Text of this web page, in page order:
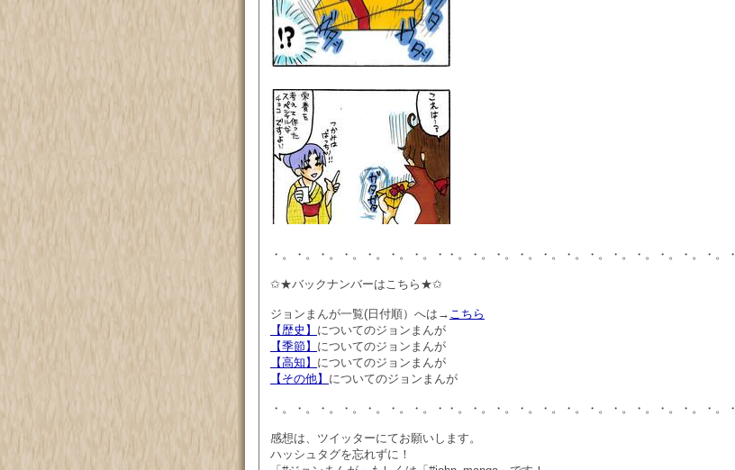
・。・。・。・。・。・。・。・・。・。・。・。・。・。・。・。・。・。・。・。・
✩★バックナンバーはこちら★✩
ジョンまんが一覧(日付順）へは→ こちら
【歴史】 についてのジョンまんが
【季節】 についてのジョンまんが
【高知】 についてのジョンまんが
【その他】 についてのジョンまんが
・。・。・。・。・。・。・。・・。・。・。・。・。・。・。・。・。・。・。・。・
感想は、ツイッターにてお願いします。
ハッシュタグを忘れずに！